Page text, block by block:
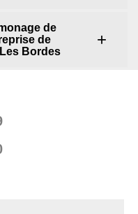
de
de
Bordes